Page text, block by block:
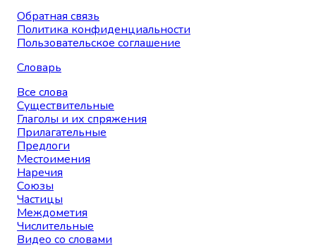
Обратная связь
Политика конфиденциальности
Пользовательское соглашение
Словарь
Все слова
Существительные
Глаголы и их спряжения
Прилагательные
Предлоги
Местоимения
Наречия
Союзы
Частицы
Междометия
Числительные
Видео со словами